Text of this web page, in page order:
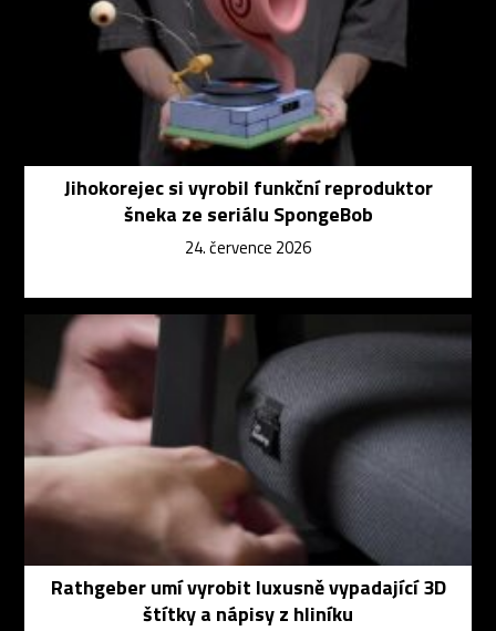
Jihokorejec si vyrobil funkční reproduktor
šneka ze seriálu SpongeBob
24. července 2026
Rathgeber umí vyrobit luxusně vypadající 3D
štítky a nápisy z hliníku